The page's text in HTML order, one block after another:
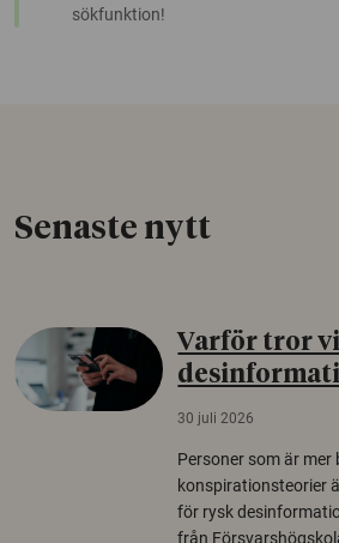
sökfunktion!
Senaste nytt
Varför tror
30 juli 2026
Personer som är
konspirationsteorier
för rysk
från